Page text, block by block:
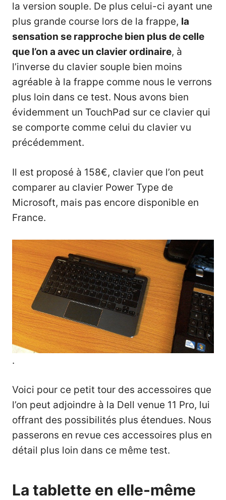
la version souple. De plus celui-ci ayant une
plus grande course lors de la frappe, la
sensation se rapproche bien plus de celle
que l’on a avec un clavier ordinaire, à
l’inverse du clavier souple bien moins
agréable à la frappe comme nous le verrons
plus loin dans ce test. Nous avons bien
évidemment un TouchPad sur ce clavier qui
se comporte comme celui du clavier vu
précédemment.
Il est proposé à 158€, clavier que l’on peut
comparer au clavier Power Type de
Microsoft, mais pas encore disponible en
France.
.
Voici pour ce petit tour des accessoires que
l’on peut adjoindre à la Dell venue 11 Pro, lui
offrant des possibilités plus étendues. Nous
passerons en revue ces accessoires plus en
détail plus loin dans ce même test.
La tablette en elle-même